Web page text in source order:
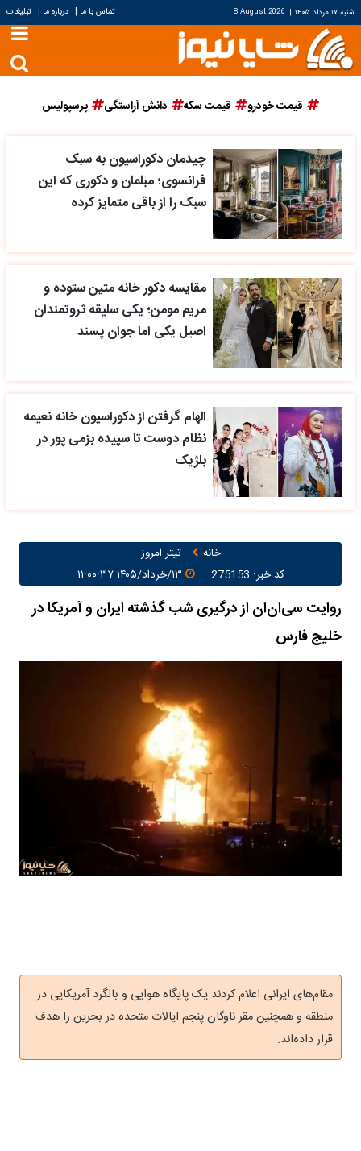
شنبه ۱۷ مرداد ۱۴۰۵ |
8 August 2026 تماس با ما | درباره ما | تبلیغات
قیمت خودرو قیمت سکه دانش آراستگی پرسپولیس
چیدمان دکوراسیون به سبک
فرانسوی؛ مبلمان و دکوری که این
سبک را از باقی متمایز کرده
مقایسه دکور خانه متین ستوده و
مریم مومن؛ یکی سلیقه ثروتمندان
اصیل یکی اما جوان پسند
الهام گرفتن از دکوراسیون خانه نعیمه
نظام دوست تا سپیده بزمی پور در
بلژیک
خانه
تیتر امروز
کد خبر: 275153
روایت سی‌ان‌ان از درگیری شب گذشته ایران و آمریکا در
خلیج فارس
مقام‌های ایرانی اعلام کردند یک پایگاه هوایی و بالگرد آمریکایی در
منطقه و همچنین مقر ناوگان پنجم ایالات متحده در بحرین را هدف
قرار داده‌اند.